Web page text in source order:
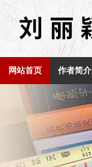
网站首页 作者简介